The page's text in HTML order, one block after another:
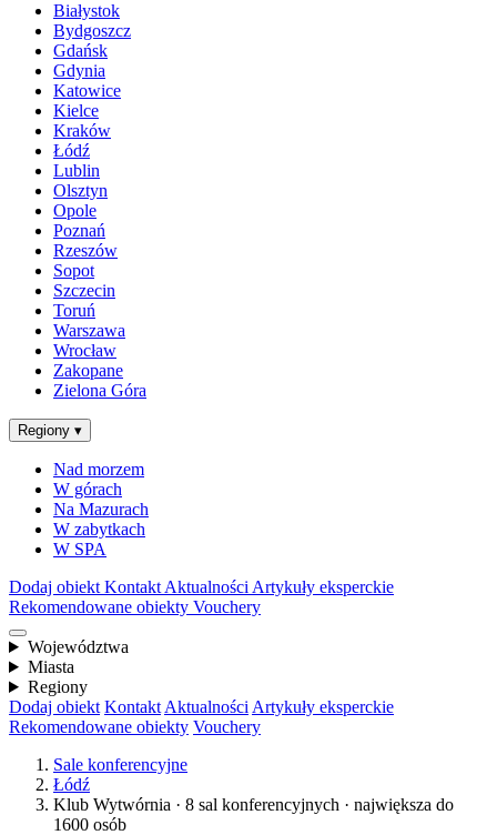
Białystok
Bydgoszcz
Gdańsk
Gdynia
Katowice
Kielce
Kraków
Łódź
Lublin
Olsztyn
Opole
Poznań
Rzeszów
Sopot
Szczecin
Toruń
Warszawa
Wrocław
Zakopane
Zielona Góra
Regiony ▾
Nad morzem
W górach
Na Mazurach
W zabytkach
W SPA
Dodaj obiekt Kontakt Aktualności Artykuły eksperckie
Rekomendowane obiekty Vouchery
Województwa
Miasta
Regiony
Dodaj obiekt Kontakt Aktualności Artykuły eksperckie
Rekomendowane obiekty Vouchery
Sale konferencyjne
Łódź
Klub Wytwórnia · 8 sal konferencyjnych · największa do
1600 osób